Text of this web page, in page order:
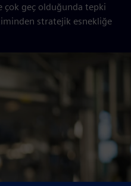
çok geç olduğunda tepki
stratejik esnekliğe